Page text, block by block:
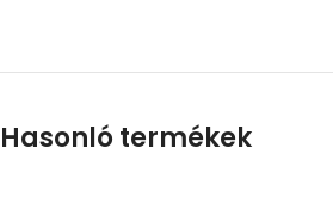
Hasonló termékek